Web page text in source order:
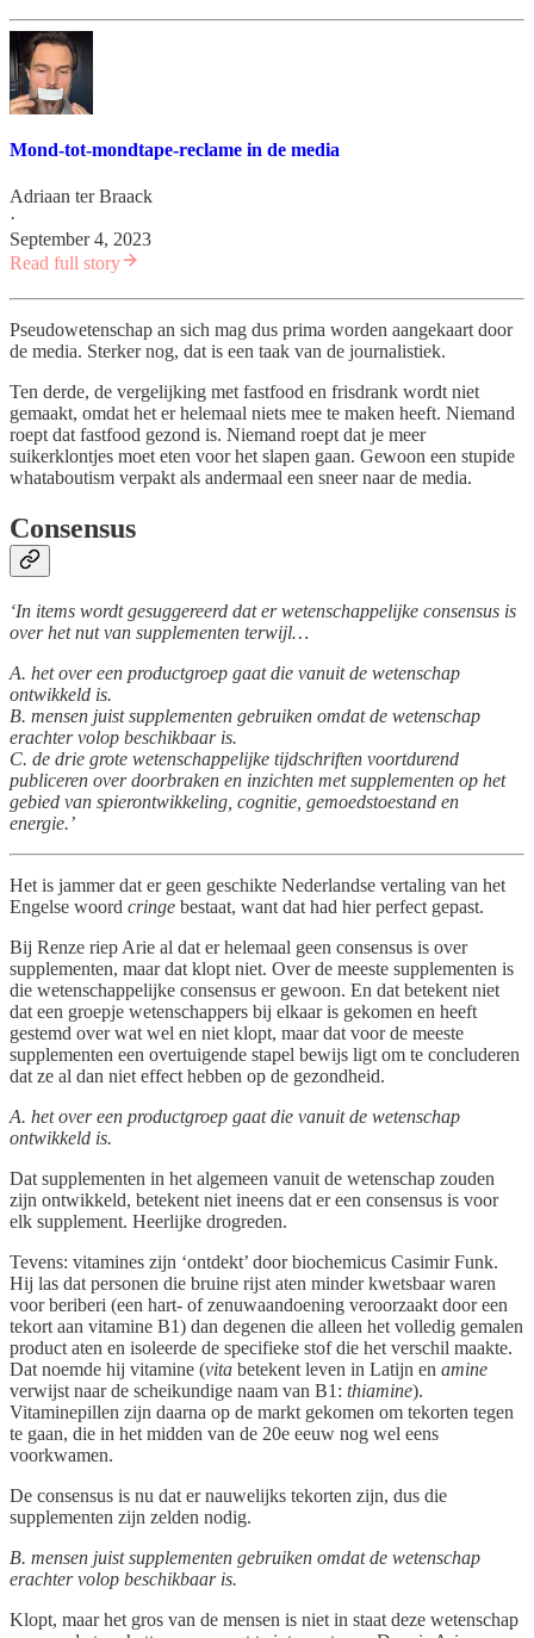
Mond-tot-mondtape-reclame in de media
Adriaan ter Braack
·
September 4, 2023
Read full story
Pseudowetenschap an sich mag dus prima worden aangekaart door
de media. Sterker nog, dat is een taak van de journalistiek.
Ten derde, de vergelijking met fastfood en frisdrank wordt niet
gemaakt, omdat het er helemaal niets mee te maken heeft. Niemand
roept dat fastfood gezond is. Niemand roept dat je meer
suikerklontjes moet eten voor het slapen gaan. Gewoon een stupide
whataboutism verpakt als andermaal een sneer naar de media.
Consensus
‘In items wordt gesuggereerd dat er wetenschappelijke consensus is
over het nut van supplementen terwijl…
A. het over een productgroep gaat die vanuit de wetenschap
ontwikkeld is.
B. mensen juist supplementen gebruiken omdat de wetenschap
erachter volop beschikbaar is.
C. de drie grote wetenschappelijke tijdschriften voortdurend
publiceren over doorbraken en inzichten met supplementen op het
gebied van spierontwikkeling, cognitie, gemoedstoestand en
energie.’
Het is jammer dat er geen geschikte Nederlandse vertaling van het
Engelse woord cringe bestaat, want dat had hier perfect gepast.
Bij Renze riep Arie al dat er helemaal geen consensus is over
supplementen, maar dat klopt niet. Over de meeste supplementen is
die wetenschappelijke consensus er gewoon. En dat betekent niet
dat een groepje wetenschappers bij elkaar is gekomen en heeft
gestemd over wat wel en niet klopt, maar dat voor de meeste
supplementen een overtuigende stapel bewijs ligt om te concluderen
dat ze al dan niet effect hebben op de gezondheid.
A. het over een productgroep gaat die vanuit de wetenschap
ontwikkeld is.
Dat supplementen in het algemeen vanuit de wetenschap zouden
zijn ontwikkeld, betekent niet ineens dat er een consensus is voor
elk supplement. Heerlijke drogreden.
Tevens: vitamines zijn ‘ontdekt’ door biochemicus Casimir Funk.
Hij las dat personen die bruine rijst aten minder kwetsbaar waren
voor beriberi (een hart- of zenuwaandoening veroorzaakt door een
tekort aan vitamine B1) dan degenen die alleen het volledig gemalen
product aten en isoleerde de specifieke stof die het verschil maakte.
Dat noemde hij vitamine (vita betekent leven in Latijn en amine
verwijst naar de scheikundige naam van B1: thiamine).
Vitaminepillen zijn daarna op de markt gekomen om tekorten tegen
te gaan, die in het midden van de 20e eeuw nog wel eens
voorkwamen.
De consensus is nu dat er nauwelijks tekorten zijn, dus die
supplementen zijn zelden nodig.
B. mensen juist supplementen gebruiken omdat de wetenschap
erachter volop beschikbaar is.
Klopt, maar het gros van de mensen is niet in staat deze wetenschap